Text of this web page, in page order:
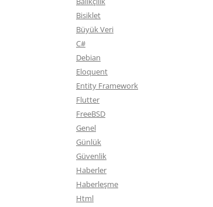
Bisiklet
Büyük Veri
C#
Debian
Eloquent
Entity Framework
Flutter
FreeBSD
Genel
Günlük
Güvenlik
Haberler
Haberleşme
Html